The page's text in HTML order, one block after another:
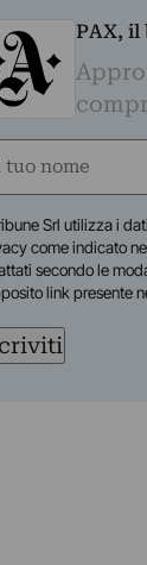
PAX,
Srl utilizza i
come indicato
secondo le
link presente